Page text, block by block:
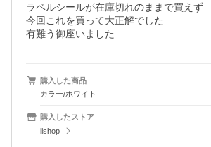
ラベルシールが在庫切れのままで買えず
今回これを買って大正解でした
有難う御座いました
購入した商品
カラー/ホワイト
購入したストア
iishop